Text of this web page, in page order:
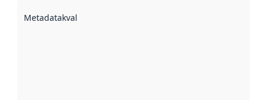
Metadatakvalitet